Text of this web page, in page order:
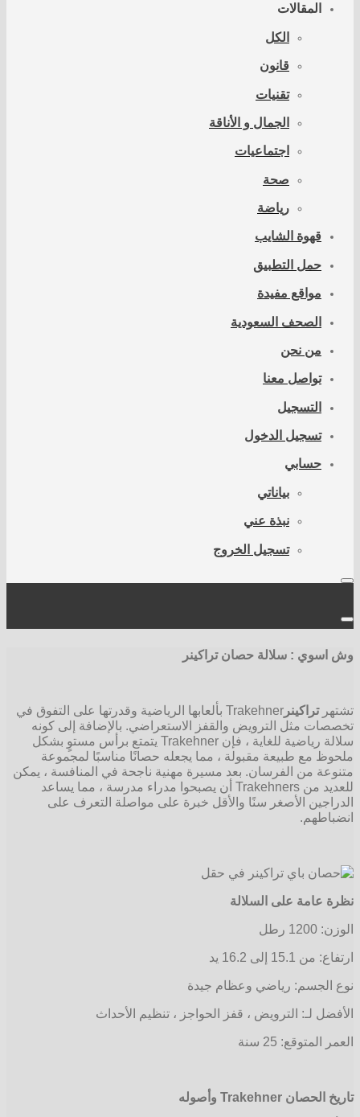
المقالات
الكل
قانون
تقنيات
الجمال و الأناقة
اجتماعيات
صحة
رياضة
قهوة الشايب
حمل التطبيق
مواقع مفيدة
الصحف السعودية
من نحن
تواصل معنا
التسجيل
تسجيل الدخول
حسابي
بياناتي
نبذة عني
تسجيل الخروج
وش اسوي : سلالة حصان تراكينر
تشتهرتراكينر
Trakehner بألعابها الرياضية وقدرتها على التفوق في
تخصصات مثل الترويض والقفز الاستعراضي. بالإضافة إلى كونه
سلالة رياضية للغاية ، فإن Trakehner يتمتع برأس مستوٍ بشكل
ملحوظ مع طبيعة مقبولة ، مما يجعله حصانًا مناسبًا لمجموعة
متنوعة من الفرسان. بعد مسيرة مهنية ناجحة في المنافسة ، يمكن
للعديد من Trakehners أن يصبحوا مدراء مدرسة ، مما يساعد
الدراجين الأصغر سنًا والأقل خبرة على مواصلة التعرف على
انضباطهم.
نظرة عامة على السلالة
الوزن: 1200 رطل
ارتفاع: من 15.1 إلى 16.2 يد
نوع الجسم: رياضي وعظام جيدة
الأفضل لـ: الترويض ، قفز الحواجز ، تنظيم الأحداث
العمر المتوقع: 25 سنة
تاريخ الحصان Trakehner وأصوله